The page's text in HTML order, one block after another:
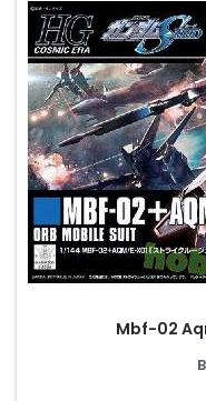
Mbf-02